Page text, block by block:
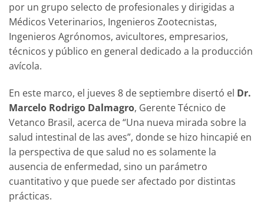
por un grupo selecto de profesionales y dirigidas a
Médicos Veterinarios, Ingenieros Zootecnistas,
Ingenieros Agrónomos, avicultores, empresarios,
técnicos y público en general dedicado a la producción
avícola.
En este marco, el jueves 8 de septiembre disertó el Dr.
Marcelo Rodrigo Dalmagro, Gerente Técnico de
Vetanco Brasil, acerca de “Una nueva mirada sobre la
salud intestinal de las aves”, donde se hizo hincapié en
la perspectiva de que salud no es solamente la
ausencia de enfermedad, sino un parámetro
cuantitativo y que puede ser afectado por distintas
prácticas.